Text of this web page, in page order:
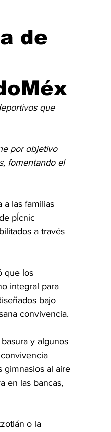
de
que
por objetivo
fomentando el
a las familias
pÍcnic
a través
que los
integral para
bajo
convivencia.
y algunos
gimnasios al aire
en las bancas,
o la